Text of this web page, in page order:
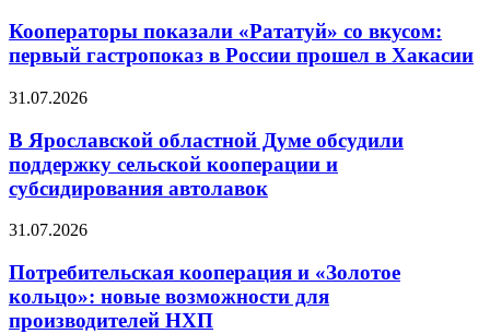
Кооператоры показали «Рататуй» со вкусом:
первый гастропоказ в России прошел в Хакасии
31.07.2026
В Ярославской областной Думе обсудили
поддержку сельской кооперации и
субсидирования автолавок
31.07.2026
Потребительская кооперация и «Золотое
кольцо»: новые возможности для
производителей НХП